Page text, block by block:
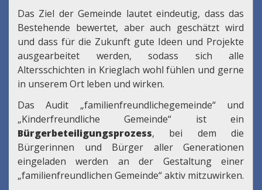
Das Ziel der Gemeinde lautet eindeutig, dass das
Bestehende bewertet, aber auch geschätzt wird
und dass für die Zukunft gute Ideen und Projekte
ausgearbeitet werden, sodass sich alle
Altersschichten in Krieglach wohl fühlen und gerne
in unserem Ort leben und wirken.
Das Audit „familienfreundlichegemeinde“ und
„Kinderfreundliche Gemeinde“ ist ein
Bürgerbeteiligungsprozess, bei dem die
Bürgerinnen und Bürger aller Generationen
eingeladen werden an der Gestaltung einer
„familienfreundlichen Gemeinde“ aktiv mitzuwirken.